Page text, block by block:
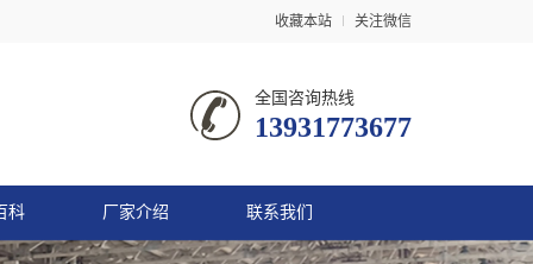
收藏本站 关注微信
全国咨询热线
13931773677
科 厂家介绍 联系我们